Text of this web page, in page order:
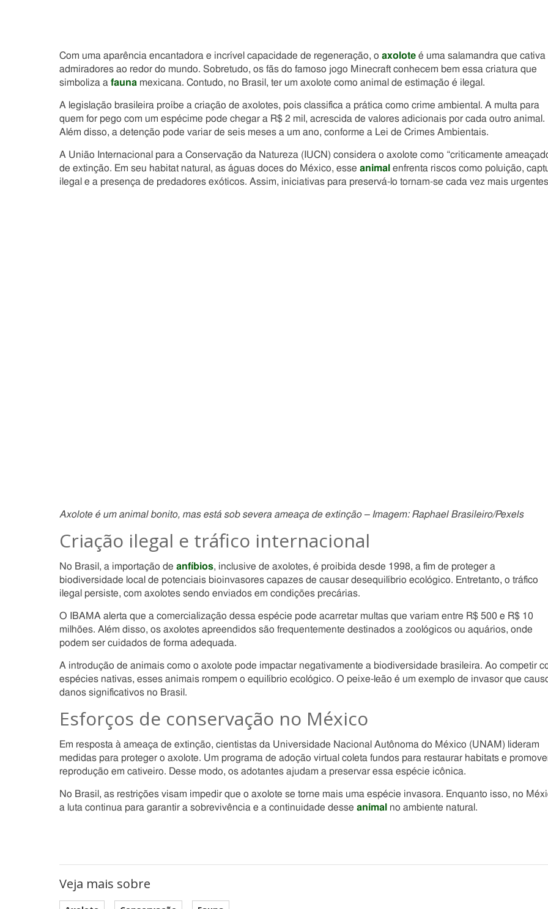
Com uma aparência encantadora e incrível capacidade de regeneração, o axolote é uma salamandra que cativa
admiradores ao redor do mundo. Sobretudo, os fãs do famoso jogo Minecraft conhecem bem essa criatura que
simboliza a fauna mexicana. Contudo, no Brasil, ter um axolote como animal de estimação é ilegal.
A legislação brasileira proíbe a criação de axolotes, pois classifica a prática como crime ambiental. A multa para
quem for pego com um espécime pode chegar a R$ 2 mil, acrescida de valores adicionais por cada outro animal.
Além disso, a detenção pode variar de seis meses a um ano, conforme a Lei de Crimes Ambientais.
A União Internacional para a Conservação da Natureza (IUCN) considera o axolote como “criticamente
de extinção. Em seu habitat natural, as águas doces do México, esse animal enfrenta riscos como poluição,
ilegal e a presença de predadores exóticos. Assim, iniciativas para preservá-lo tornam-se cada vez mais
Axolote é um animal bonito, mas está sob severa ameaça de extinção – Imagem: Raphael Brasileiro/Pexels
Criação ilegal e tráfico internacional
No Brasil, a importação de anfíbios, inclusive de axolotes, é proibida desde 1998, a fim de proteger a
biodiversidade local de potenciais bioinvasores capazes de causar desequilíbrio ecológico. Entretanto, o tráfico
ilegal persiste, com axolotes sendo enviados em condições precárias.
O IBAMA alerta que a comercialização dessa espécie pode acarretar multas que variam entre R$ 500 e R$ 10
milhões. Além disso, os axolotes apreendidos são frequentemente destinados a zoológicos ou aquários, onde
podem ser cuidados de forma adequada.
A introdução de animais como o axolote pode impactar negativamente a biodiversidade brasileira. Ao competir
espécies nativas, esses animais rompem o equilíbrio ecológico. O peixe-leão é um exemplo de invasor que
danos significativos no Brasil.
Esforços de conservação no México
Em resposta à ameaça de extinção, cientistas da Universidade Nacional Autônoma do México (UNAM) lideram
medidas para proteger o axolote. Um programa de adoção virtual coleta fundos para restaurar habitats e
reprodução em cativeiro. Desse modo, os adotantes ajudam a preservar essa espécie icônica.
No Brasil, as restrições visam impedir que o axolote se torne mais uma espécie invasora. Enquanto isso, no
a luta continua para garantir a sobrevivência e a continuidade desse animal no ambiente natural.
Veja mais sobre